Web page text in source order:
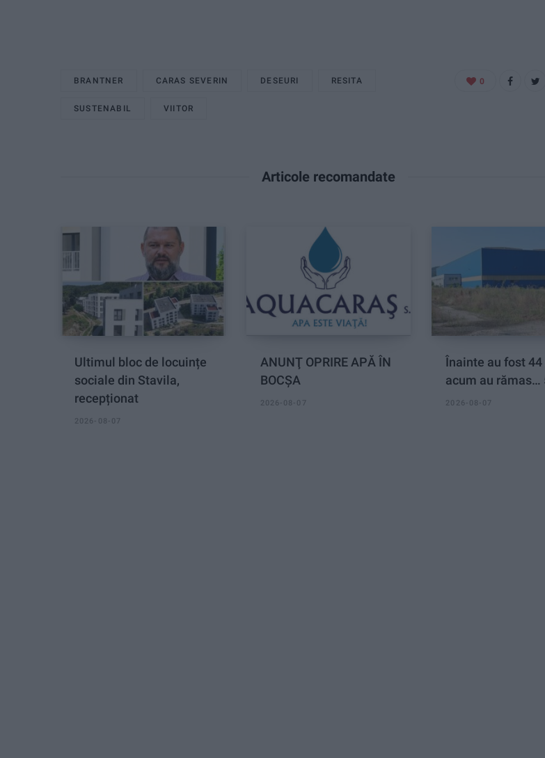
BRANTNER CARAS SEVERIN DESEURI RESITA
SUSTENABIL VIITOR
0
Articole recomandate
Ultimul bloc de locuințe
sociale din Stavila,
recepționat
2026-08-07
ANUNŢ OPRIRE APĂ ÎN
BOCȘA
2026-08-07
Înainte au fost 44
acum au rămas…
2026-08-07